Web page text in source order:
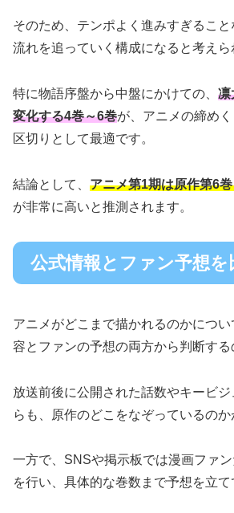
そのため、テンポよく進みすぎるこ
流れを追っていく構成になると考えら
特に物語序盤から中盤にかけての、 凛
変化する4巻～6巻が、アニメの締め
区切りとして最適です。
結論として、 アニメ第1期は原作第6
が非常に高いと推測されます。
公式情報とファン予想を
アニメがどこまで描かれるのかにつ
容とファンの予想の両方から判断する
放送前後に公開された話数やキービ
らも、原作のどこをなぞっているのか
一方で、SNSや掲示板では漫画ファ
を行い、具体的な巻数まで予想を立て